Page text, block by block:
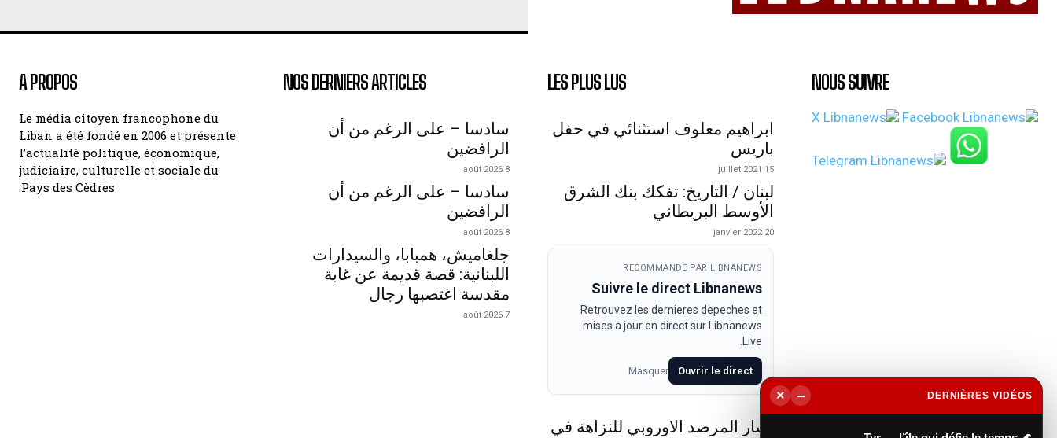
A PROPOS
Le média citoyen francophone du
Liban a été fondé en 2006 et présente
l’actualité politique, économique,
judiciaire, culturelle et sociale du
Pays des Cèdres.
NOS DERNIERS ARTICLES
سادسا – على الرغم من أن
الرافضين
8 août 2026
سادسا – على الرغم من أن
الرافضين
8 août 2026
جلغاميش، همبابا، والسيدارات
اللبنانية: قصة قديمة عن غابة
مقدسة اغتصبها رجال
7 août 2026
LES PLUS LUS
ابراهيم معلوف استثنائي في حفل
باريس
15 juillet 2021
لبنان / التاريخ: تفكك بنك الشرق
الأوسط البريطاني
20 janvier 2022
RECOMMANDE PAR LIBNANEWS
Suivre le direct Libnanews
Retrouvez les dernieres depeches et
mises a jour en direct sur Libnanews
Live.
Ouvrir le direct
Masquer
أشار المرصد الاوروبي للنزاهة في
NOUS SUIVRE
DERNIÈRES VIDÉOS
−
×